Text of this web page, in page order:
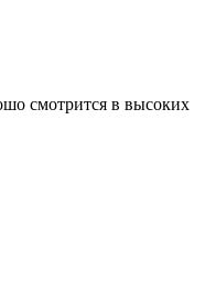
смотрится в высоких